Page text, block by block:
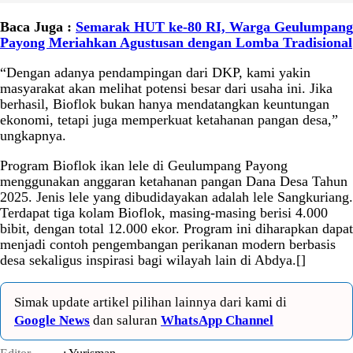
Baca Juga : Semarak HUT ke-80 RI, Warga Geulumpang
Payong Meriahkan Agustusan dengan Lomba Tradisional
“Dengan adanya pendampingan dari DKP, kami yakin
masyarakat akan melihat potensi besar dari usaha ini. Jika
berhasil, Bioflok bukan hanya mendatangkan keuntungan
ekonomi, tetapi juga memperkuat ketahanan pangan desa,”
ungkapnya.
Program Bioflok ikan lele di Geulumpang Payong
menggunakan anggaran ketahanan pangan Dana Desa Tahun
2025. Jenis lele yang dibudidayakan adalah lele Sangkuriang.
Terdapat tiga kolam Bioflok, masing-masing berisi 4.000
bibit, dengan total 12.000 ekor. Program ini diharapkan dapat
menjadi contoh pengembangan perikanan modern berbasis
desa sekaligus inspirasi bagi wilayah lain di Abdya.[]
Simak update artikel pilihan lainnya dari kami di
Google News dan saluran WhatsApp Channel